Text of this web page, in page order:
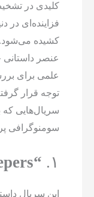
کلیدی در
فزاینده‌ای در
کشیده می‌شود.
عنصر
علمی برای
توجه قرار
سریال‌هایی
سومنوگرافی
۱. “The Sleepers”
این سریال